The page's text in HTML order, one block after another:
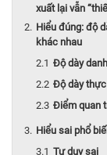
xuất lại vẫn
Hiểu đúng: độ
khác nhau
Độ dày
Độ dày thực
Điểm quan
Hiểu sai phổ
Tư duy sai